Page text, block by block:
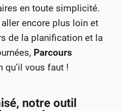
en toute simplicité.
encore plus loin et
de la planification et la
Parcours
qu’il vous faut !
notre outil